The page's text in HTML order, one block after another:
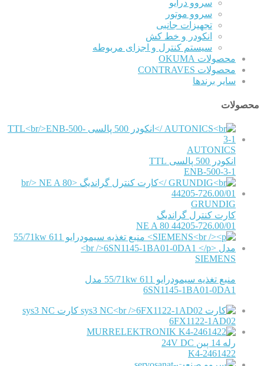
سروو درایو
سروو موتور
تجهیزات جانبی
انکودر و خط کش
سیستم کنترل و اجزای مربوطه
محصولات OKUMA
محصولات CONTRAVES
سایر برندها
محصولات
AUTONICS
انکودر 500 پالسی TTL
ENB-500-3-1
GRUNDIG
کارت کنترل گراندیگ
NE A 80 44205-726.00/01
SIEMENS
منبع تغذیه سیمودرایو 611 55/71kw مدل
6SN1145-1BA01-0DA1
کارت sys3 NC
6FX1122-1AD02
MURRELEKTRONIK
رله 14 پین 24V DC
K4-2461422